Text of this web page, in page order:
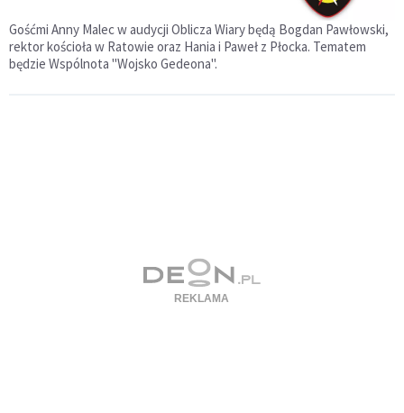
Gośćmi Anny Malec w audycji Oblicza Wiary będą Bogdan Pawłowski,
rektor kościoła w Ratowie oraz Hania i Paweł z Płocka. Tematem
będzie Wspólnota "Wojsko Gedeona".